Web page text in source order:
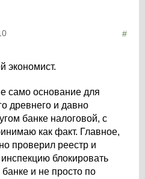
#
экономист.
само основание для
древнего и давно
банке налоговой, с
как факт. Главное,
проверил реестр и
блокировать
и не просто по